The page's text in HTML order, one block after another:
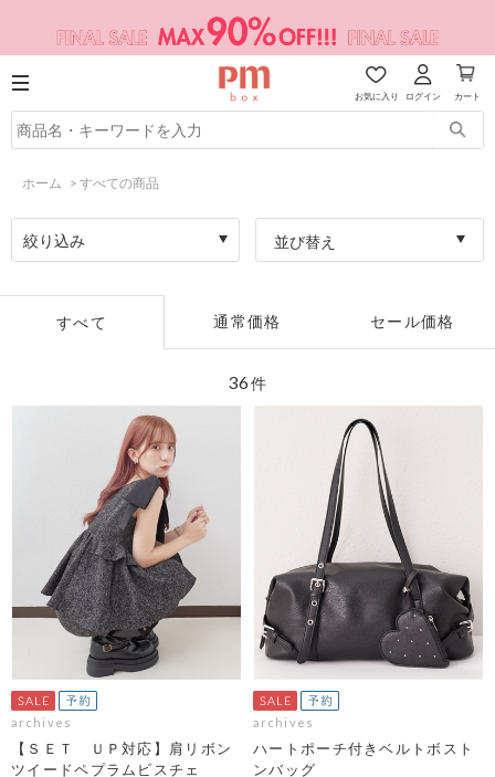
お気に入り ログイン カート
ホーム > すべての商品
絞り込み 並び替え
すべて 通常価格 セール価格
36件
archives
【ＳＥＴ ＵＰ対応】肩リボン
ツイードペプラムビスチェ
archives
ハートポーチ付きベルトボスト
ンバッグ